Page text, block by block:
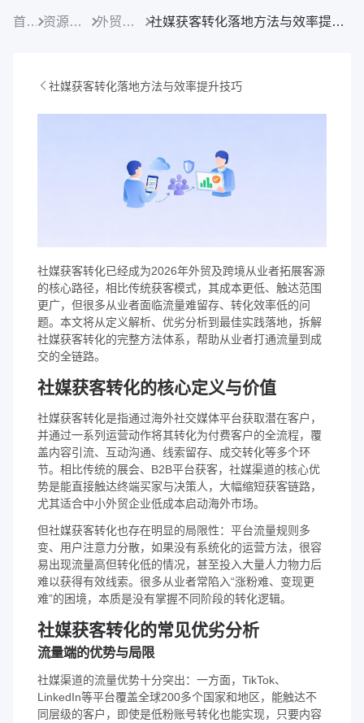
首页 资源中心 外贸资讯 社媒获客转化落地方法与效率提升技巧
社媒获客转化落地方法与效率提升技巧
社媒获客转化已经成为2026年外贸及跨境从业者拓展客源
的核心路径，相比传统获客模式，其成本更低、触达范围
更广，但很多从业者面临流量难留存、转化效率低的问
题。本文将从定义解析、优劣分析到最佳实践落地，拆解
社媒获客转化的完整方法体系，帮助从业者打通流量到成
交的全链路。
社媒获客转化的核心定义与价值
社媒获客转化是指通过海外社交媒体平台获取潜在客户，
并通过一系列运营动作将其转化为付费客户的全流程，覆
盖内容引流、互动沟通、线索留存、成交转化等多个环
节。相比传统的展会、B2B平台获客，社媒渠道的核心优
势是能直接触达终端买家与决策人，大幅缩短获客链路，
尤其适合中小外贸企业低成本启动海外市场。
但社媒获客转化也存在明显的局限性：平台流量规则多
变、用户注意力分散，如果没有系统化的运营方法，很容
易出现流量高但转化低的情况，甚至投入大量人力物力后
难以获得有效线索。很多从业者常陷入“涨粉难、变现更
难”的困境，本质是没有掌握不同阶段的转化逻辑。
社媒获客转化的常见优劣分析
流量端的优势与局限
社媒渠道的流量优势十分突出：一方面，TikTok、
LinkedIn等平台覆盖全球200多个国家和地区，能触达不
同层级的客户，即使是低粉账号转化也能实现，只要内容